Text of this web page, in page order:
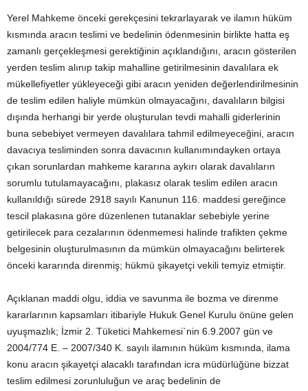
Yerel Mahkeme önceki gerekçesini tekrarlayarak ve ilamın hüküm
kısmında aracın teslimi ve bedelinin ödenmesinin birlikte hatta eş
zamanlı gerçekleşmesi gerektiğinin açıklandığını, aracın gösterilen
yerden teslim alınıp takip mahalline getirilmesinin davalılara ek
mükellefiyetler yükleyeceği gibi aracın yeniden değerlendirilmesinin
de teslim edilen haliyle mümkün olmayacağını, davalıların bilgisi
dışında herhangi bir yerde oluşturulan tevdi mahalli giderlerinin
buna sebebiyet vermeyen davalılara tahmil edilmeyeceğini, aracın
davacıya tesliminden sonra davacının kullanımındayken ortaya
çıkan sorunlardan mahkeme kararına aykırı olarak davalıların
sorumlu tutulamayacağını, plakasız olarak teslim edilen aracın
kullanıldığı sürede 2918 sayılı Kanunun 116. maddesi gereğince
tescil plakasına göre düzenlenen tutanaklar sebebiyle yerine
getirilecek para cezalarının ödenmemesi halinde trafikten çekme
belgesinin oluşturulmasının da mümkün olmayacağını belirterek
önceki kararında direnmiş; hükmü şikayetçi vekili temyiz etmiştir.
Açıklanan maddi olgu, iddia ve savunma ile bozma ve direnme
kararlarının kapsamları itibariyle Hukuk Genel Kurulu önüne gelen
uyuşmazlık; İzmir 2. Tüketici Mahkemesi`nin 6.9.2007 gün ve
2004/774 E. – 2007/340 K. sayılı ilamının hüküm kısmında, ilama
konu aracın şikayetçi alacaklı tarafından icra müdürlüğüne bizzat
teslim edilmesi zorunluluğun ve araç bedelinin de